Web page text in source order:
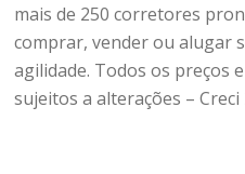
mais de 250 corretores
comprar, vender ou alugar
agilidade. Todos os preços
sujeitos a alterações – Creci